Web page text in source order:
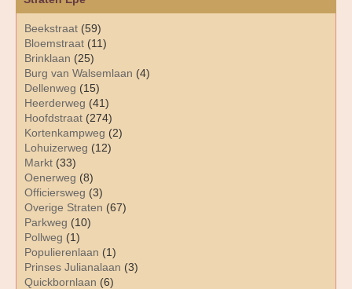
Beekstraat (59)
Bloemstraat (11)
Brinklaan (25)
Burg van Walsemlaan (4)
Dellenweg (15)
Heerderweg (41)
Hoofdstraat (274)
Kortenkampweg (2)
Lohuizerweg (12)
Markt (33)
Oenerweg (8)
Officiersweg (3)
Overige Straten (67)
Parkweg (10)
Pollweg (1)
Populierenlaan (1)
Prinses Julianalaan (3)
Quickbornlaan (6)